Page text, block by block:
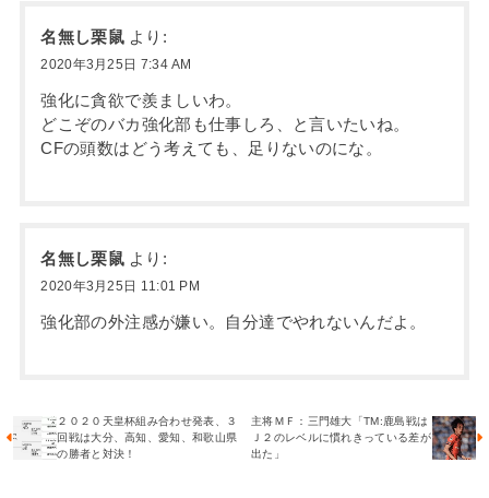
名無し栗鼠 より:
2020年3月25日 7:34 AM
強化に貪欲で羨ましいわ。
どこぞのバカ強化部も仕事しろ、と言いたいね。
CFの頭数はどう考えても、足りないのにな。
名無し栗鼠 より:
2020年3月25日 11:01 PM
強化部の外注感が嫌い。自分達でやれないんだよ。
２０２０天皇杯組み合わせ発表、３
回戦は大分、高知、愛知、和歌山県
の勝者と対決！
主将ＭＦ：三門雄大「TM:鹿島戦は
Ｊ２のレベルに慣れきっている差が
出た」